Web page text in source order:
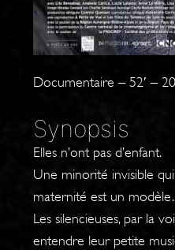
Documentaire – 52′ –
Synopsis
Elles n’ont pas d’enfant.
Une minorité invisible
maternité est un modèle.
Les silencieuses, par la
entendre leur petite